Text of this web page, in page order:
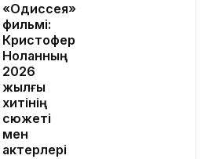
«Одиссея»
фильмі:
Кристофер
Ноланның
2026
жылғы
хитінің
сюжеті
мен
актерлері